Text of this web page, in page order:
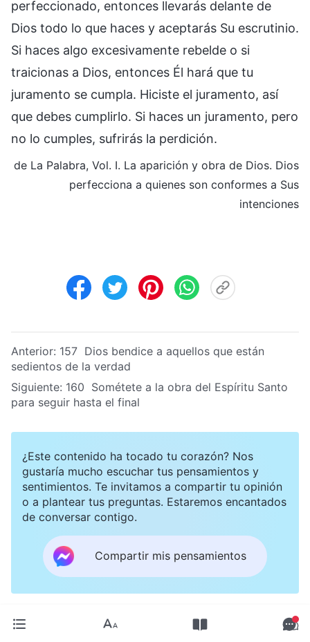
perfeccionado, entonces llevarás delante de
Dios todo lo que haces y aceptarás Su escrutinio.
Si haces algo excesivamente rebelde o si
traicionas a Dios, entonces Él hará que tu
juramento se cumpla. Hiciste el juramento, así
que debes cumplirlo. Si haces un juramento, pero
no lo cumples, sufrirás la perdición.
de La Palabra, Vol. I. La aparición y obra de Dios. Dios
perfecciona a quienes son conformes a Sus
intenciones
Anterior: 157 Dios bendice a aquellos que están
sedientos de la verdad
Siguiente: 160 Sométete a la obra del Espíritu Santo
para seguir hasta el final
¿Este contenido ha tocado tu corazón? Nos
gustaría mucho escuchar tus pensamientos y
sentimientos. Te invitamos a compartir tu opinión
o a plantear tus preguntas. Estaremos encantados
de conversar contigo.
Compartir mis pensamientos